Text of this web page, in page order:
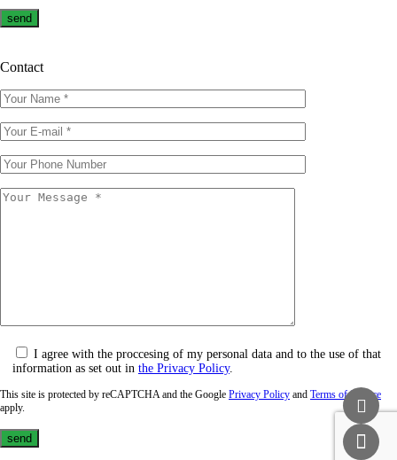
Contact
I agree with the proccesing of my personal data and to the use of that
information as set out in the Privacy Policy.
This site is protected by reCAPTCHA and the Google Privacy Policy and Terms of Service
apply.